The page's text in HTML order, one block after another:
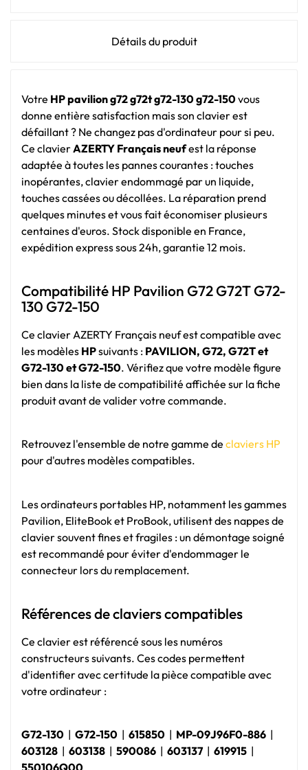
Détails du produit
Votre HP pavilion g72 g72t g72-130 g72-150vous
donne entière satisfaction mais son clavier est
défaillant ? Ne changez pas d'ordinateur pour si peu.
Ce clavierAZERTY Français neufest la réponse
adaptée à toutes les pannes courantes : touches
inopérantes, clavier endommagé par un liquide,
touches cassées ou décollées. La réparation prend
quelques minutes et vous fait économiser plusieurs
centaines d'euros. Stock disponible en France,
expédition express sous 24h, garantie 12 mois.
Compatibilité HP Pavilion G72 G72T G72-
130 G72-150
Ce clavier AZERTY Français neuf est compatible avec
les modèles HPsuivants : PAVILION, G72, G72T et
G72-130 et G72-150. Vérifiez que votre modèle figure
bien dans la liste de compatibilité affichée sur la fiche
produit avant de valider votre commande.
Retrouvez l'ensemble de notre gamme de claviers HP
pour d'autres modèles compatibles.
Les ordinateurs portables HP, notamment les gammes
Pavilion, EliteBook et ProBook, utilisent des nappes de
clavier souvent fines et fragiles : un démontage soigné
est recommandé pour éviter d'endommager le
connecteur lors du remplacement.
Références de claviers compatibles
Ce clavier est référencé sous les numéros
constructeurs suivants. Ces codes permettent
d'identifier avec certitude la pièce compatible avec
votre ordinateur :
G72-130 | G72-150 | 615850 | MP-09J96F0-886 |
603128 | 603138 | 590086 | 603137| 619915 |